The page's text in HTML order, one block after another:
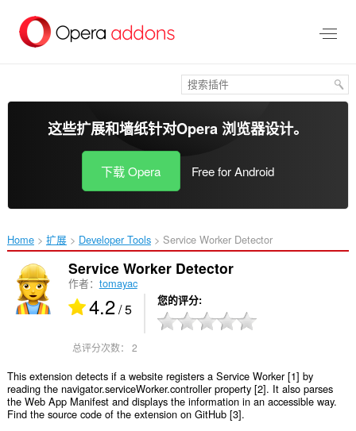
这些扩展和墙纸针对Opera 浏览器设计。
下载 Opera Free for Android
Home 扩展 Developer Tools Service Worker Detector‎
Service Worker Detector
作者： tomayac
4.2/ 5 您的评分
总评分次数： 2
This extension detects if a website registers a Service Worker [1] by
reading the navigator.serviceWorker.controller property [2]. It also parses
the Web App Manifest and displays the information in an accessible way.
Find the source code of the extension on GitHub [3].